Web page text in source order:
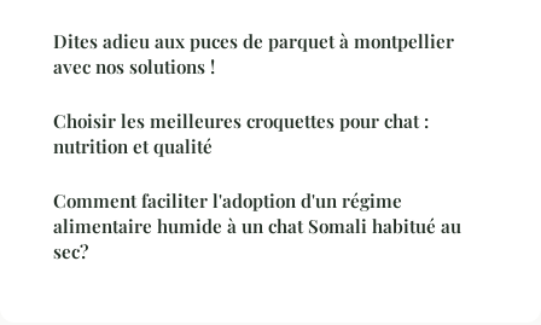
Dites adieu aux puces de parquet à montpellier
avec nos solutions !
Choisir les meilleures croquettes pour chat :
nutrition et qualité
Comment faciliter l'adoption d'un régime
alimentaire humide à un chat Somali habitué au
sec?